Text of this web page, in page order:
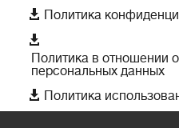
 Политика

Политика в отношении
персональных данных
 Политика